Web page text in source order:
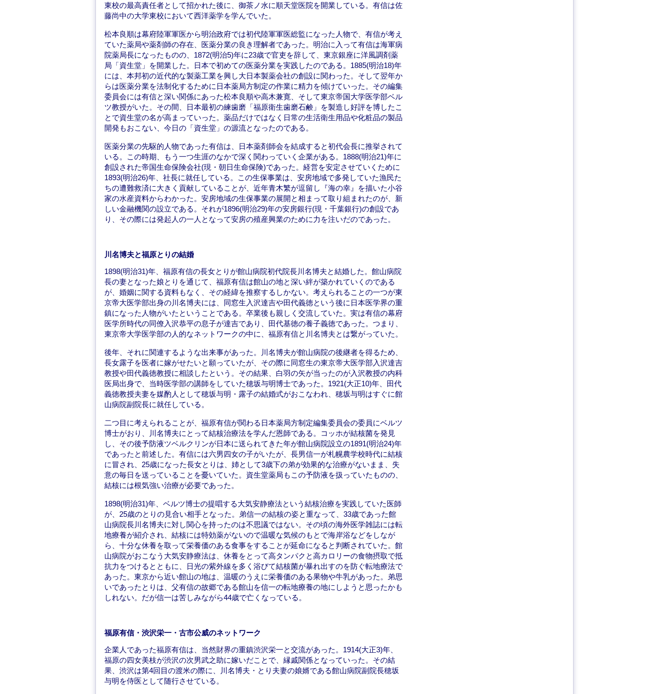
東校の最高責任者として招かれた後に、御茶ノ水に順天堂医院を開業している。有信は佐
藤尚中の大学東校において西洋薬学を学んでいた。
松本良順は幕府陸軍軍医から明治政府では初代陸軍軍医総監になった人物で、有信が考え
ていた薬局や薬剤師の存在、医薬分業の良き理解者であった。明治に入って有信は海軍病
院薬局長になったものの、1872(明治5)年に23歳で官吏を辞して、東京銀座に洋風調剤薬
局「資生堂」を開業した。日本で初めての医薬分業を実践したのである。1885(明治18)年
には、本邦初の近代的な製薬工業を興し大日本製薬会社の創設に関わった。そして翌年か
らは医薬分業を法制化するために日本薬局方制定の作業に精力を傾けていった。その編集
委員会には有信と深い関係にあった松本良順や高木兼寛、そして東京帝国大学医学部ベル
ツ教授がいた。その間、日本最初の練歯磨「福原衛生歯磨石鹸」を製造し好評を博したこ
とで資生堂の名が高まっていった。薬品だけではなく日常の生活衛生用品や化粧品の製品
開発もおこない、今日の「資生堂」の源流となったのである。
医薬分業の先駆的人物であった有信は、日本薬剤師会を結成すると初代会長に推挙されて
いる。この時期、もう一つ生涯のなかで深く関わっていく企業がある。1888(明治21)年に
創設された帝国生命保険会社(現・朝日生命保険)であった。経営を安定させていくために
1893(明治26)年、社長に就任している。この生保事業は、安房地域で多発していた漁民た
ちの遭難救済に大きく貢献していることが、近年青木繁が逗留し『海の幸』を描いた小谷
家の水産資料からわかった。安房地域の生保事業の展開と相まって取り組まれたのが、新
しい金融機関の設立である。それが1896(明治29)年の安房銀行(現・千葉銀行)の創設であ
り、その際には発起人の一人となって安房の殖産興業のために力を注いだのであった。
川名博夫と福原とりの結婚
1898(明治31)年、福原有信の長女とりが館山病院初代院長川名博夫と結婚した。館山病院
長の妻となった娘とりを通じて、福原有信は館山の地と深い絆が築かれていくのである
が、婚姻に関する資料もなく、その経緯を推察するしかない。考えられることの一つが東
京帝大医学部出身の川名博夫には、同窓生入沢達吉や田代義徳という後に日本医学界の重
鎮になった人物がいたということである。卒業後も親しく交流していた。実は有信の幕府
医学所時代の同僚入沢恭平の息子が達吉であり、田代基徳の養子義徳であった。つまり、
東京帝大学医学部の人的なネットワークの中に、福原有信と川名博夫とは繋がっていた。
後年、それに関連するような出来事があった。川名博夫が館山病院の後継者を得るため、
長女露子を医者に嫁がせたいと願っていたが、その際に同窓生の東京帝大医学部入沢達吉
教授や田代義徳教授に相談したという。その結果、白羽の矢が当ったのが入沢教授の内科
医局出身で、当時医学部の講師をしていた穂坂与明博士であった。1921(大正10)年、田代
義徳教授夫妻を媒酌人として穂坂与明・露子の結婚式がおこなわれ、穂坂与明はすぐに館
山病院副院長に就任している。
二つ目に考えられることが、福原有信が関わる日本薬局方制定編集委員会の委員にベルツ
博士がおり、川名博夫にとって結核治療法を学んだ恩師である。コッホが結核菌を発見
し、その後予防液ツベルクリンが日本に送られてきた年が館山病院設立の1891(明治24)年
であったと前述した。有信には六男四女の子がいたが、長男信一が札幌農学校時代に結核
に冒され、25歳になった長女とりは、姉として3歳下の弟が効果的な治療がないまま、失
意の毎日を送っていることを憂いていた。資生堂薬局もこの予防液を扱っていたものの、
結核には根気強い治療が必要であった。
1898(明治31)年、ベルツ博士の提唱する大気安静療法という結核治療を実践していた医師
が、25歳のとりの見合い相手となった。弟信一の結核の姿と重なって、33歳であった館
山病院長川名博夫に対し関心を持ったのは不思議ではない。その頃の海外医学雑誌には転
地療養が紹介され、結核には特効薬がないので温暖な気候のもとで海岸浴などをしなが
ら、十分な休養を取って栄養価のある食事をすることが延命になると判断されていた。館
山病院がおこなう大気安静療法は、休養をとって高タンパクと高カロリーの食物摂取で抵
抗力をつけるとともに、日光の紫外線を多く浴びて結核菌が暴れ出すのを防ぐ転地療法で
あった。東京から近い館山の地は、温暖のうえに栄養価のある果物や牛乳があった。弟思
いであったとりは、父有信の故郷である館山を信一の転地療養の地にしようと思ったかも
しれない。だが信一は苦しみながら44歳で亡くなっている。
福原有信・渋沢栄一・古市公威のネットワーク
企業人であった福原有信は、当然財界の重鎮渋沢栄一と交流があった。1914(大正3)年、
福原の四女美枝が渋沢の次男武之助に嫁いだことで、縁戚関係となっていった。その結
果、渋沢は第4回目の渡米の際に、川名博夫・とり夫妻の娘婿である館山病院副院長穂坂
与明を侍医として随行させている。